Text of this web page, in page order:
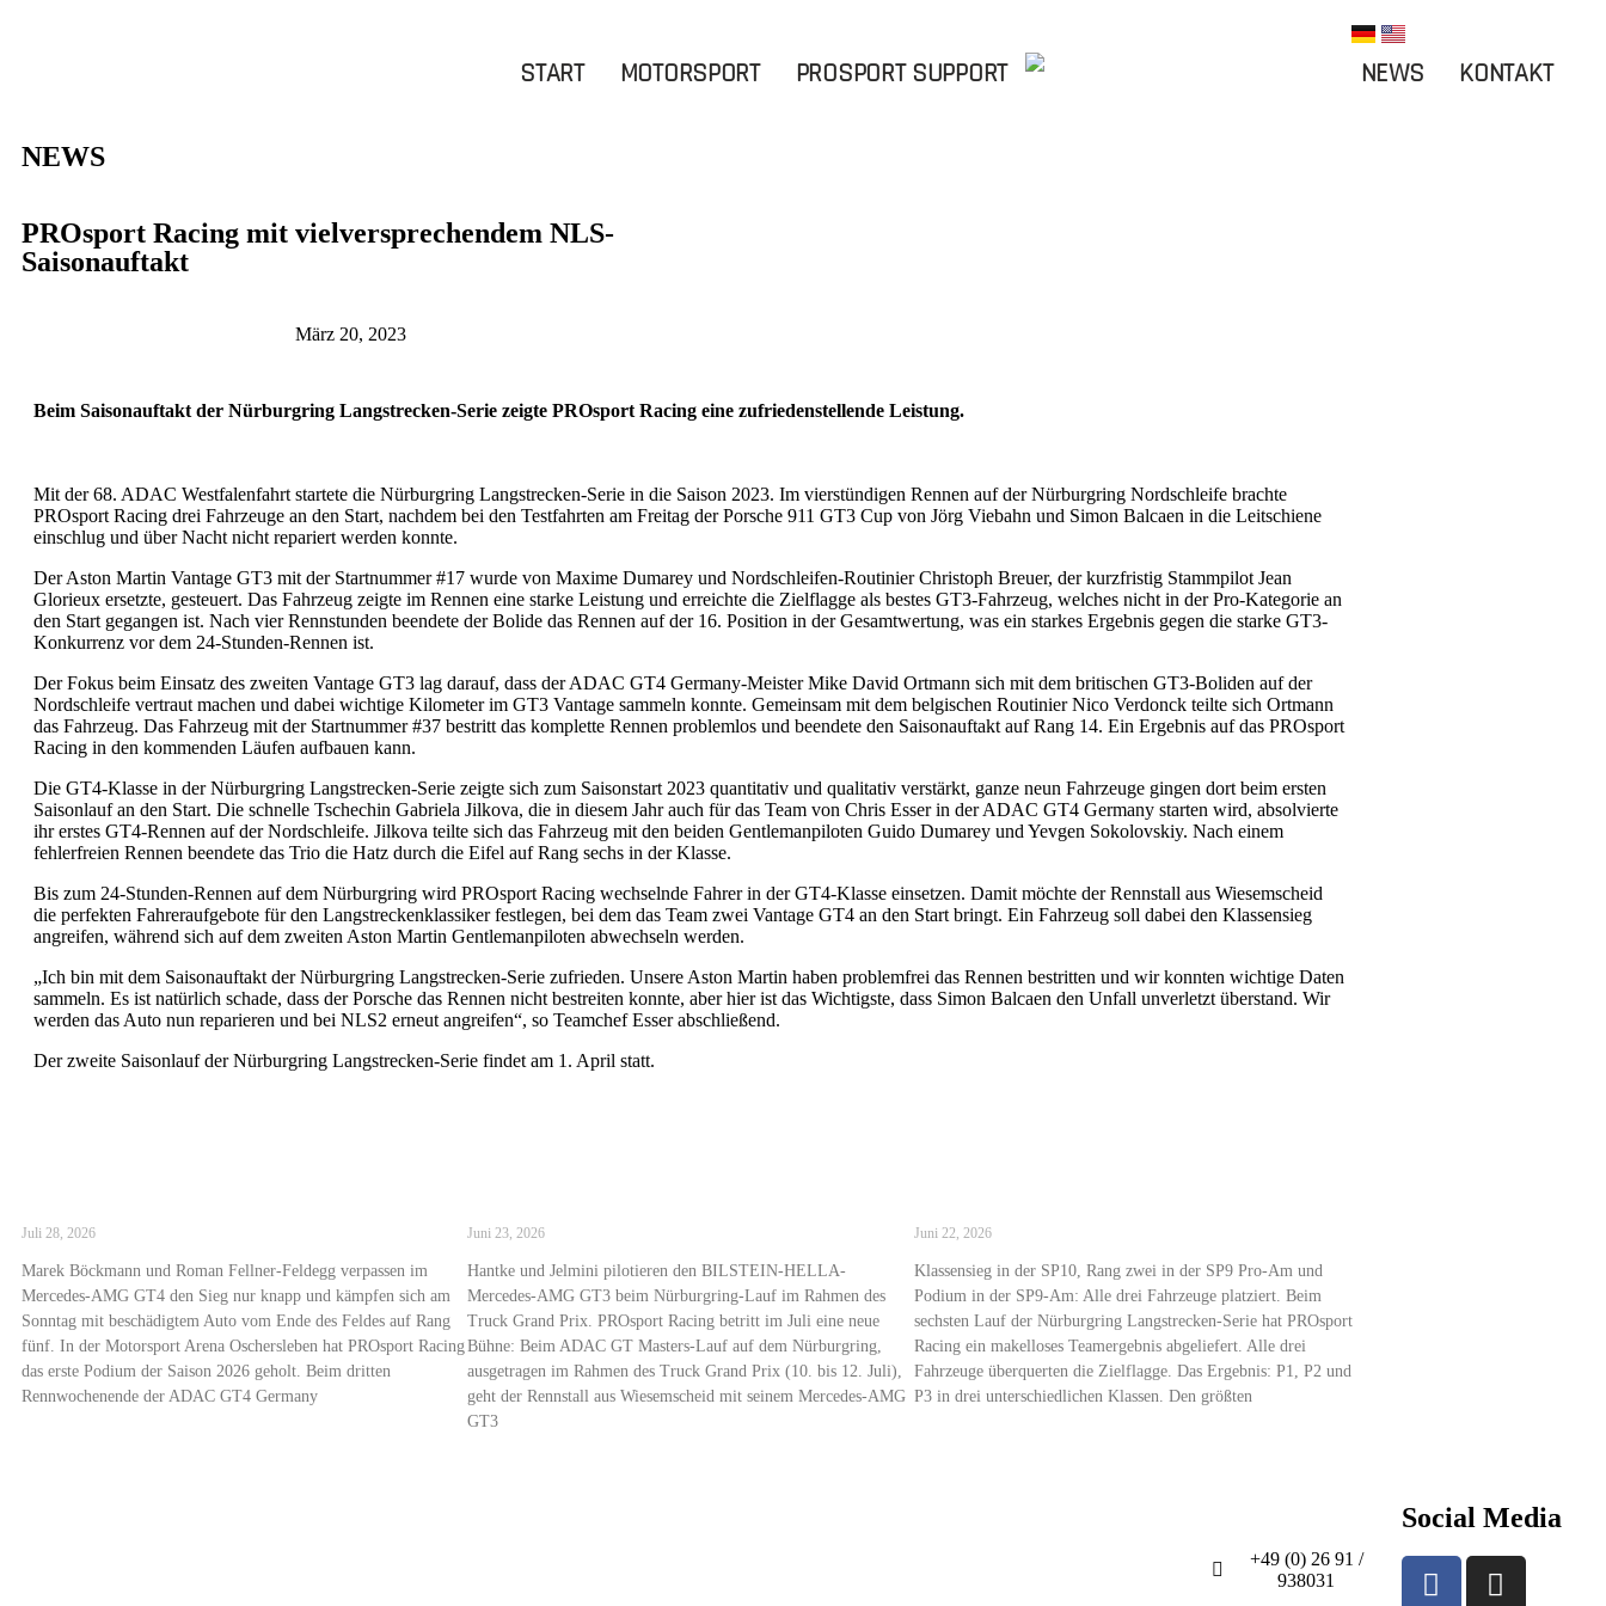
START MOTORSPORT PROSPORT SUPPORT NEWS KONTAKT
NEWS
PROsport Racing mit vielversprechendem NLS-
Saisonauftakt
März 20, 2023
Beim Saisonauftakt der Nürburgring Langstrecken-Serie zeigte PROsport Racing eine zufriedenstellende Leistung.
Mit der 68. ADAC Westfalenfahrt startete die Nürburgring Langstrecken-Serie in die Saison 2023. Im vierstündigen Rennen auf der Nürburgring Nordschleife brachte
PROsport Racing drei Fahrzeuge an den Start, nachdem bei den Testfahrten am Freitag der Porsche 911 GT3 Cup von Jörg Viebahn und Simon Balcaen in die Leitschiene
einschlug und über Nacht nicht repariert werden konnte.
Der Aston Martin Vantage GT3 mit der Startnummer #17 wurde von Maxime Dumarey und Nordschleifen-Routinier Christoph Breuer, der kurzfristig Stammpilot Jean
Glorieux ersetzte, gesteuert. Das Fahrzeug zeigte im Rennen eine starke Leistung und erreichte die Zielflagge als bestes GT3-Fahrzeug, welches nicht in der Pro-Kategorie an
den Start gegangen ist. Nach vier Rennstunden beendete der Bolide das Rennen auf der 16. Position in der Gesamtwertung, was ein starkes Ergebnis gegen die starke GT3-
Konkurrenz vor dem 24-Stunden-Rennen ist.
Der Fokus beim Einsatz des zweiten Vantage GT3 lag darauf, dass der ADAC GT4 Germany-Meister Mike David Ortmann sich mit dem britischen GT3-Boliden auf der
Nordschleife vertraut machen und dabei wichtige Kilometer im GT3 Vantage sammeln konnte. Gemeinsam mit dem belgischen Routinier Nico Verdonck teilte sich Ortmann
das Fahrzeug. Das Fahrzeug mit der Startnummer #37 bestritt das komplette Rennen problemlos und beendete den Saisonauftakt auf Rang 14. Ein Ergebnis auf das PROsport
Racing in den kommenden Läufen aufbauen kann.
Die GT4-Klasse in der Nürburgring Langstrecken-Serie zeigte sich zum Saisonstart 2023 quantitativ und qualitativ verstärkt, ganze neun Fahrzeuge gingen dort beim ersten
Saisonlauf an den Start. Die schnelle Tschechin Gabriela Jilkova, die in diesem Jahr auch für das Team von Chris Esser in der ADAC GT4 Germany starten wird, absolvierte
ihr erstes GT4-Rennen auf der Nordschleife. Jilkova teilte sich das Fahrzeug mit den beiden Gentlemanpiloten Guido Dumarey und Yevgen Sokolovskiy. Nach einem
fehlerfreien Rennen beendete das Trio die Hatz durch die Eifel auf Rang sechs in der Klasse.
Bis zum 24-Stunden-Rennen auf dem Nürburgring wird PROsport Racing wechselnde Fahrer in der GT4-Klasse einsetzen. Damit möchte der Rennstall aus Wiesemscheid
die perfekten Fahreraufgebote für den Langstreckenklassiker festlegen, bei dem das Team zwei Vantage GT4 an den Start bringt. Ein Fahrzeug soll dabei den Klassensieg
angreifen, während sich auf dem zweiten Aston Martin Gentlemanpiloten abwechseln werden.
„Ich bin mit dem Saisonauftakt der Nürburgring Langstrecken-Serie zufrieden. Unsere Aston Martin haben problemfrei das Rennen bestritten und wir konnten wichtige Daten
sammeln. Es ist natürlich schade, dass der Porsche das Rennen nicht bestreiten konnte, aber hier ist das Wichtigste, dass Simon Balcaen den Unfall unverletzt überstand. Wir
werden das Auto nun reparieren und bei NLS2 erneut angreifen“, so Teamchef Esser abschließend.
Der zweite Saisonlauf der Nürburgring Langstrecken-Serie findet am 1. April statt.
Juli 28, 2026
Marek Böckmann und Roman Fellner-Feldegg verpassen im
Mercedes-AMG GT4 den Sieg nur knapp und kämpfen sich am
Sonntag mit beschädigtem Auto vom Ende des Feldes auf Rang
fünf. In der Motorsport Arena Oschersleben hat PROsport Racing
das erste Podium der Saison 2026 geholt. Beim dritten
Rennwochenende der ADAC GT4 Germany
Juni 23, 2026
Hantke und Jelmini pilotieren den BILSTEIN-HELLA-
Mercedes-AMG GT3 beim Nürburgring-Lauf im Rahmen des
Truck Grand Prix. PROsport Racing betritt im Juli eine neue
Bühne: Beim ADAC GT Masters-Lauf auf dem Nürburgring,
ausgetragen im Rahmen des Truck Grand Prix (10. bis 12. Juli),
geht der Rennstall aus Wiesemscheid mit seinem Mercedes-AMG
GT3
Juni 22, 2026
Klassensieg in der SP10, Rang zwei in der SP9 Pro-Am und
Podium in der SP9-Am: Alle drei Fahrzeuge platziert. Beim
sechsten Lauf der Nürburgring Langstrecken-Serie hat PROsport
Racing ein makelloses Teamergebnis abgeliefert. Alle drei
Fahrzeuge überquerten die Zielflagge. Das Ergebnis: P1, P2 und
P3 in drei unterschiedlichen Klassen. Den größten
+49 (0) 26 91 /
938031
Social Media